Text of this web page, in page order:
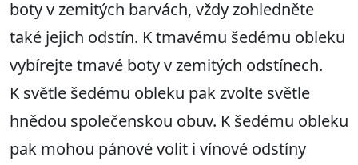
boty v zemitých barvách, vždy zohledněte
také jejich odstín. K tmavému šedému obleku
vybírejte tmavé boty v zemitých odstínech.
K světle šedému obleku pak zvolte světle
hnědou společenskou obuv. K šedému obleku
pak mohou pánové volit i vínové odstíny